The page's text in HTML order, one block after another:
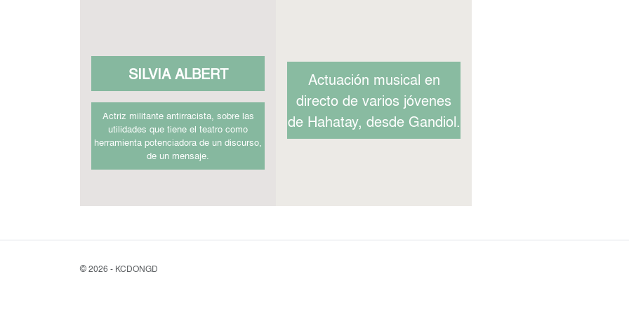
SILVIA ALBERT
Actriz militante antirracista, sobre las
utilidades que tiene el teatro como
herramienta potenciadora de un discurso,
de un mensaje.
Actuación musical en
directo de varios jóvenes
de Hahatay, desde Gandiol.
©2026 - KCDONGD